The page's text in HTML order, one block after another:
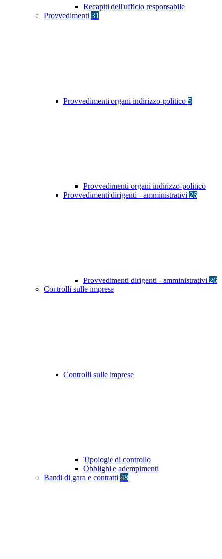
Recapiti dell'ufficio responsabile
Provvedimenti 31
Provvedimenti organi indirizzo-politico 5
Provvedimenti organi indirizzo-politico
Provvedimenti dirigenti - amministrativi 26
Provvedimenti dirigenti - amministrativi 26
Controlli sulle imprese
Controlli sulle imprese
Tipologie di controllo
Obblighi e adempimenti
Bandi di gara e contratti 48